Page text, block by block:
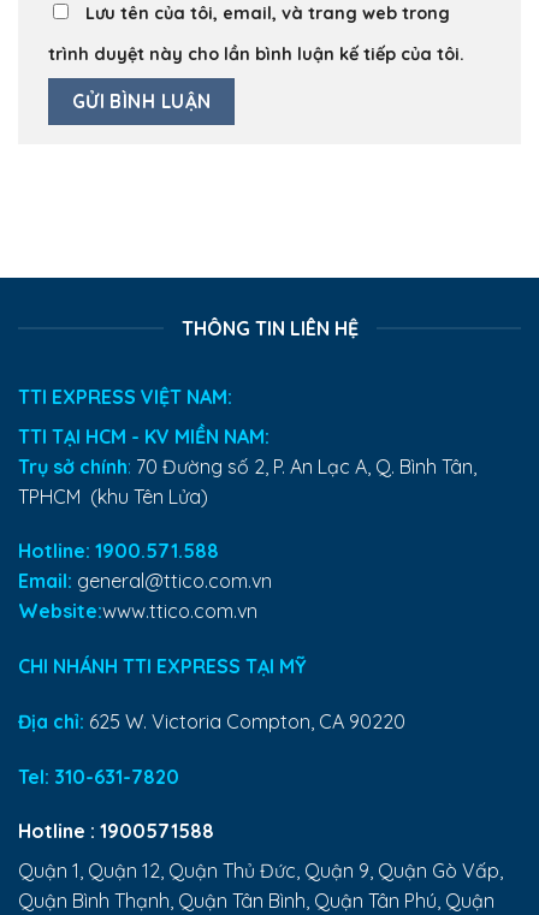
Lưu tên của tôi, email, và trang web trong
trình duyệt này cho lần bình luận kế tiếp của tôi.
THÔNG TIN LIÊN HỆ
TTI EXPRESS VIỆT NAM:
TTI TẠI HCM - KV MIỀN NAM:
Trụ sở chính: 70 Đường số 2, P. An Lạc A, Q. Bình Tân,
TPHCM (khu Tên Lửa)
Hotline: 1900.571.588
Email: general@ttico.com.vn
Website:www.ttico.com.vn
CHI NHÁNH TTI EXPRESS TẠI MỸ
Địa chỉ: 625 W. Victoria Compton, CA 90220
Tel: 310-631-7820
Hotline : 1900571588
Quận 1, Quận 12, Quận Thủ Đức, Quận 9, Quận Gò Vấp,
Quận Bình Thạnh, Quận Tân Bình, Quận Tân Phú, Quận